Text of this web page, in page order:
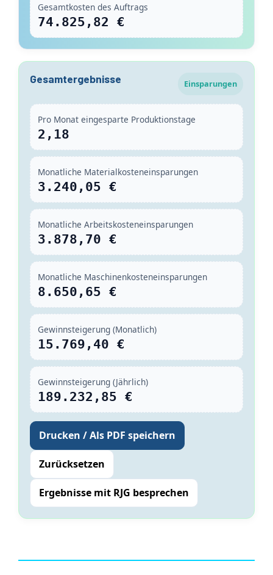
Gesamtkosten des Auftrags
74.825,82 €
Gesamtergebnisse Einsparungen
Pro Monat eingesparte Produktionstage
2,18
Monatliche Materialkosteneinsparungen
3.240,05 €
Monatliche Arbeitskosteneinsparungen
3.878,70 €
Monatliche Maschinenkosteneinsparungen
8.650,65 €
Gewinnsteigerung (Monatlich)
15.769,40 €
Gewinnsteigerung (Jährlich)
189.232,85 €
Drucken / Als PDF speichern
Zurücksetzen
Ergebnisse mit RJG besprechen